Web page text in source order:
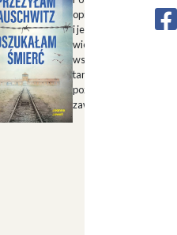
opisu historii Górnego
i jego mieszkańców w
wieku oraz zapisu
wspomnień
tamtych terenów, które
pozwalają lepiej
zawiłe koleje losu